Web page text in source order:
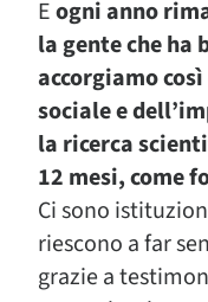
Eogni anno
la gente che ha
accorgiamo
sociale e
la ricerca
12 mesi, come
Ci sono
riescono a far
grazie a